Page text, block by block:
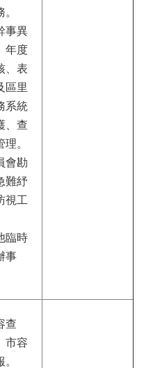
事異
年度
、表
區里
系統
、查
理。
會勘
難紓
視工
臨時
事
查
市容